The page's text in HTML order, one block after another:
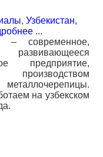
, Узбекистан,
...
– современное,
предприятие,
производством
на узбекском